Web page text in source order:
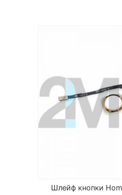
Шлейф кнопки